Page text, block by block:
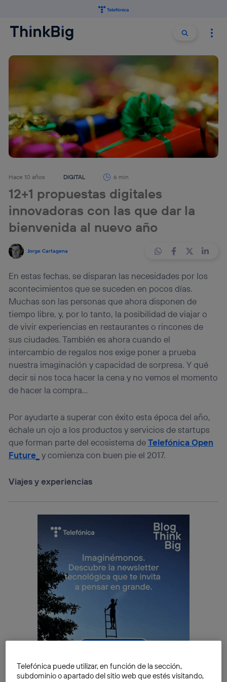
Buscar
Hace 10 años DIGITAL 6 min
12+1 propuestas digitales
innovadoras con las que dar la
bienvenida al nuevo año
Jorge Cartagena
En estas fechas, se disparan las necesidades por los
acontecimientos que se suceden en pocos días.
Muchas son las personas que ahora disponen de
tiempo libre, y, por lo tanto, la posibilidad de viajar o
de vivir experiencias en restaurantes o rincones de
sus ciudades. También es ahora cuando el
intercambio de regalos nos exige poner a prueba
nuestra imaginación y capacidad de sorpresa. Y qué
decir si nos toca hacer la cena y no vemos el momento
de hacer la compra…
Por ayudarte a superar con éxito esta época del año,
échale un ojo a los productos y servicios de startups
que forman parte del ecosistema deTelefónica Open
Future_ y comienza con buen pie el 2017.
Viajes y experiencias
Telefónica puede utilizar, en función de la sección,
subdominio o apartado del sitio web que estés visitando,